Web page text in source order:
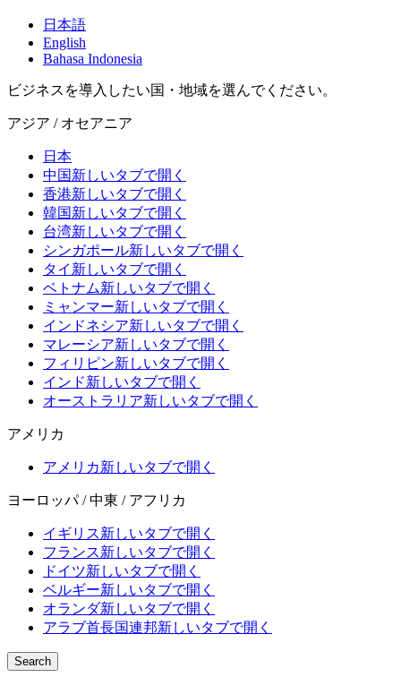
日本語
English
Bahasa Indonesia
ビジネスを導入したい国・地域を選んでください。
アジア / オセアニア
日本
中国新しいタブで開く
香港新しいタブで開く
韓国新しいタブで開く
台湾新しいタブで開く
シンガポール新しいタブで開く
タイ 新しいタブで開く
ベトナム新しいタブで開く
ミャンマー新しいタブで開く
インドネシア新しいタブで開く
マレーシア新しいタブで開く
フィリピン新しいタブで開く
インド新しいタブで開く
オーストラリア新しいタブで開く
アメリカ
アメリカ新しいタブで開く
ヨーロッパ / 中東 / アフリカ
イギリス新しいタブで開く
フランス新しいタブで開く
ドイツ新しいタブで開く
ベルギー新しいタブで開く
オランダ新しいタブで開く
アラブ首長国連邦新しいタブで開く
Search